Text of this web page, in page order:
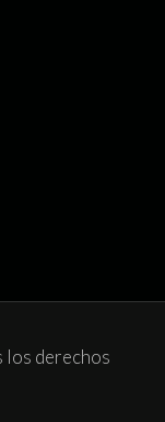
los derechos